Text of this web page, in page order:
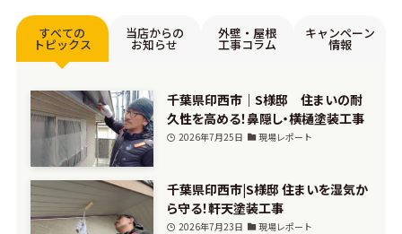
すべての
トピックス
当店からの
お知らせ
外壁・屋根
工事コラム
キャンペーン
情報
千葉県印西市｜S様邸 住まいの耐
久性を高める！鼻隠し・横樋塗装工事
2026年7月25日 現場レポート
千葉県印西市|S様邸 住まいを湿気か
ら守る！軒天塗装工事
2026年7月23日 現場レポート